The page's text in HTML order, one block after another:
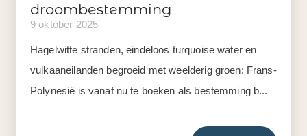
droombestemming
9 oktober 2025
Hagelwitte stranden, eindeloos turquoise water en
vulkaaneilanden begroeid met weelderig groen: Frans-
Polynesië is vanaf nu te boeken als bestemming b...